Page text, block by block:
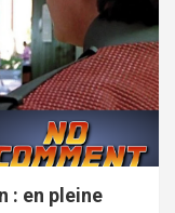
: en pleine